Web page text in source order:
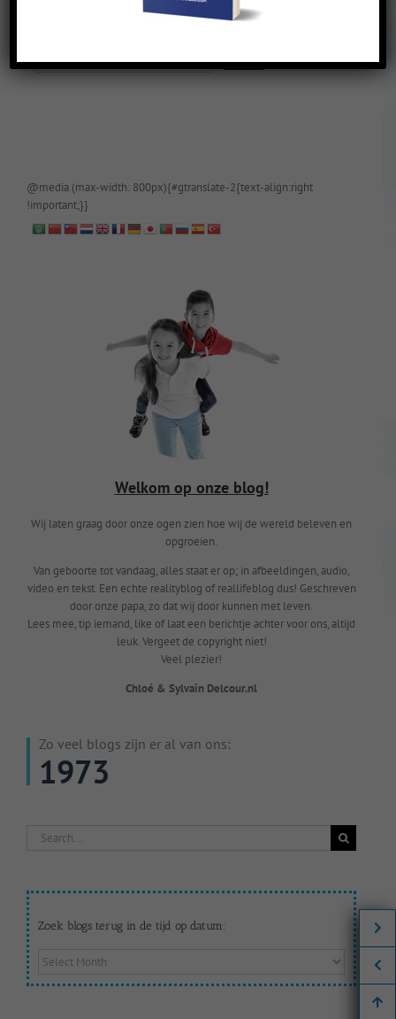
@media (max-width: 800px){#gtranslate-2{text-align:right
!important;}}
Welkom op onze blog!
Wij laten graag door onze ogen zien hoe wij de wereld beleven en
opgroeien.
Van geboorte tot vandaag, alles staat er op; in afbeeldingen, audio,
video en tekst. Een echte realityblog of reallifeblog dus! Geschreven
door onze papa, zo dat wij door kunnen met leven.
Lees mee, tip iemand, like of laat een berichtje achter voor ons, altijd
leuk. Vergeet de copyright niet!
Veel plezier!
Chloé & Sylvain Delcour.nl
Zo veel blogs zijn er al van ons:
1973
Search
Zoek blogs terug in de tijd op datum:
Zoek